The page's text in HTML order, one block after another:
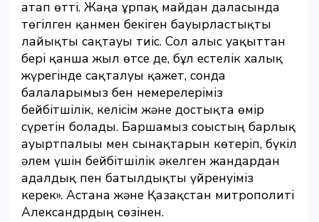
атап өтті. Жаңа ұрпақ майдан даласында
төгілген қанмен бекіген бауырластықты
лайықты сақтауы тиіс. Сол алыс уақыттан
бері қанша жыл өтсе де, бұл естелік халық
жүрегінде сақталуы қажет, сонда
балаларымыз бен немерелеріміз
бейбітшілік, келісім және достықта өмір
сүретін болады. Баршамыз соғыстың барлық
ауыртпалығы мен сынақтарын көтеріп, бүкіл
әлем үшін бейбітшілік әкелген жандардан
адалдық пен батылдықты үйренуіміз
керек». Астана және Қазақстан митрополиті
Александрдың сөзінен.